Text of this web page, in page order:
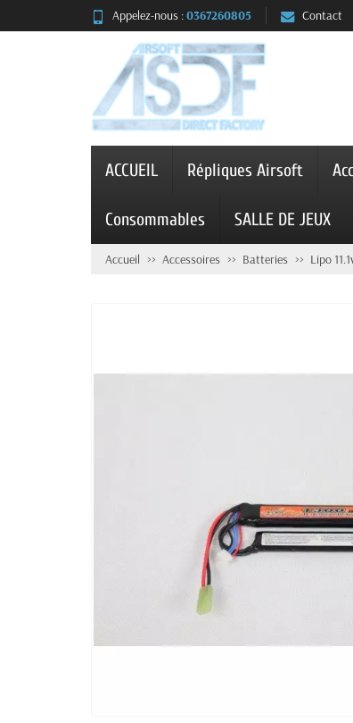
Appelez-nous :0367260805 Contact
ACCUEIL Répliques Airsoft
Consommables SALLE DE JEUX
Accueil Accessoires Batteries Lipo